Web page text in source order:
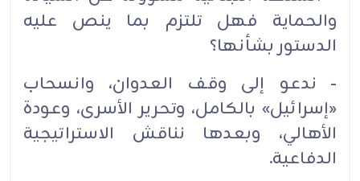
والحماية فهل تلتزم بما ينص عليه
الدستور بشأنها؟
- ندعو إلى وقف العدوان، وانسحاب
«إسرائيل» بالكامل، وتحرير الأسرى، وعودة
الأهالي، وبعدها نناقش الاستراتيجية
الدفاعية.